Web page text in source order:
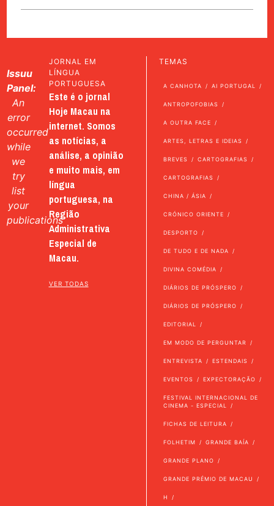
Issuu
Panel:
An
error
occurred
while
we
try
list
your
publications
JORNAL EM
LÍNGUA
PORTUGUESA
Este é o jornal
Hoje Macau na
internet. Somos
as notícias, a
análise, a opinião
e muito mais, em
língua
portuguesa, na
Região
Administrativa
Especial de
Macau.
VER TODAS
TEMAS
A CANHOTA AI PORTUGAL
ANTROPOFOBIAS
A OUTRA FACE
ARTES, LETRAS E IDEIAS
BREVES CARTOGRAFIAS
CARTOGRAFIAS
CHINA / ÁSIA
CRÓNICO ORIENTE
DESPORTO
DE TUDO E DE NADA
DIVINA COMÉDIA
DIÁRIOS DE PRÓSPERO
DIÁRIOS DE PRÓSPERO
EDITORIAL
EM MODO DE PERGUNTAR
ENTREVISTA ESTENDAIS
EVENTOS EXPECTORAÇÃO
FESTIVAL INTERNACIONAL DE
CINEMA - ESPECIAL
FICHAS DE LEITURA
FOLHETIM GRANDE BAÍA
GRANDE PLANO
GRANDE PRÉMIO DE MACAU
H